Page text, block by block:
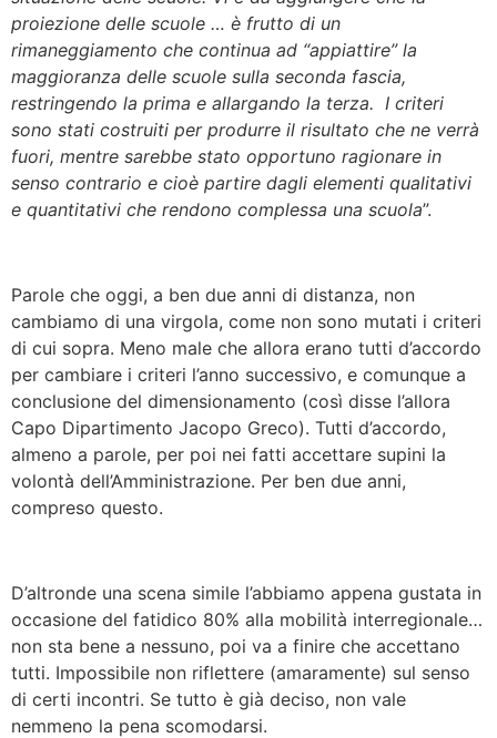
proiezione delle scuole … è frutto di un
rimaneggiamento che continua ad “appiattire” la
maggioranza delle scuole sulla seconda fascia,
restringendo la prima e allargando la terza. I criteri
sono stati costruiti per produrre il risultato che ne verrà
fuori, mentre sarebbe stato opportuno ragionare in
senso contrario e cioè partire dagli elementi qualitativi
e quantitativi che rendono complessa una scuola”.
Parole che oggi, a ben due anni di distanza, non
cambiamo di una virgola, come non sono mutati i criteri
di cui sopra. Meno male che allora erano tutti d’accordo
per cambiare i criteri l’anno successivo, e comunque a
conclusione del dimensionamento (così disse l’allora
Capo Dipartimento Jacopo Greco). Tutti d’accordo,
almeno a parole, per poi nei fatti accettare supini la
volontà dell’Amministrazione. Per ben due anni,
compreso questo.
D’altronde una scena simile l’abbiamo appena gustata in
occasione del fatidico 80% alla mobilità interregionale…
non sta bene a nessuno, poi va a finire che accettano
tutti. Impossibile non riflettere (amaramente) sul senso
di certi incontri. Se tutto è già deciso, non vale
nemmeno la pena scomodarsi.